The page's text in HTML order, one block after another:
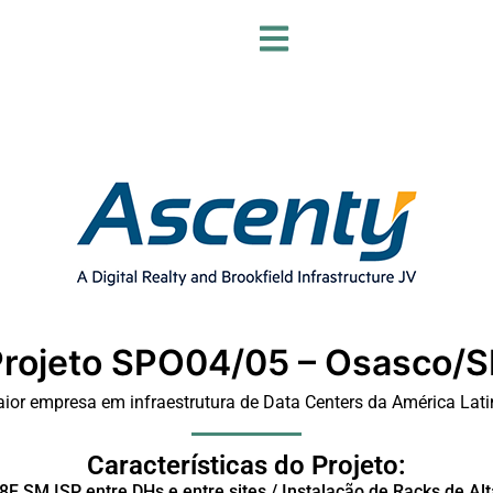
SPO04/05 – Osasco/
empresa em infraestrutura de Data Centers da América
Características do Projeto: